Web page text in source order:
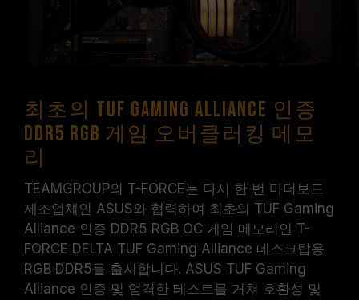
미칠 수 있습니다. 오버클럭으로 인한 시스템 불
안정이 생길 경우 BIOS 기본값으로 복원하시길
있습니다.
메인보드 및 프로세서가 해당 오버클럭 기술
(XMP 3.0 / EXPO)을 지원하는지 반드시 확인하
십시오. 지원되지 않을 경우, 메모리가 표기된 오
버클럭 주파수에 도달하지 못할 수 있습니다.
TEAMGROUP의 모든 메모리 모듈은 표준 전압
범위 내에서 테스트됩니다. 프로세서나 메인보드
의 문제로 인한 고장은 해당 제조사에 문의하여
A/S를 받으시길 바랍니다.
최초의 TUF Gaming Alliance 인증
DDR5 RGB 게임 오버클러킹 메모
리
TEAMGROUP의 T-FORCE는 다시 한 번 마더보드
제조업체인 ASUS와 협력하여 최초의 TUF Gaming
Alliance 인증 DDR5 RGB OC 게임 메모리인 T-
FORCE DELTA TUF Gaming Alliance 데스크탑용
RGB DDR5를 출시합니다. ASUS TUF Gaming
Alliance 인증 및 엄격한 테스트를 거쳐 호환성 및